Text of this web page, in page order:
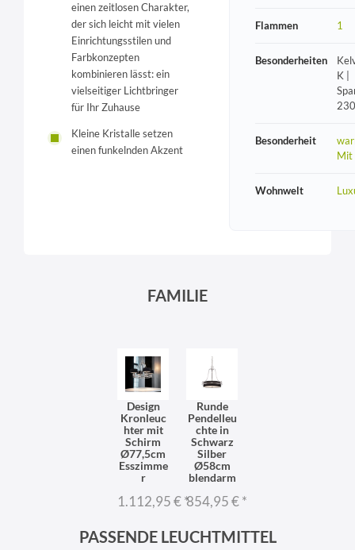
einen zeitlosen Charakter,
der sich leicht mit vielen
Einrichtungsstilen und
Farbkonzepten
kombinieren lässt: ein
vielseitiger Lichtbringer
für Ihr Zuhause
Kleine Kristalle setzen
einen funkelnden Akzent
Flammen 1
Besonderheiten
K |
Besonderheit
Mit
Wohnwelt
FAMILIE
Design
Kronleuc
hter mit
Schirm
Ø77,5cm
Esszimme
r
1.112,95 €*
Runde
Pendelleu
chte in
Schwarz
Silber
Ø58cm
blendarm
854,95 €*
PASSENDE LEUCHTMITTEL